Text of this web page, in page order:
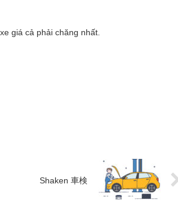
giá cả phải chăng nhất.
Shaken 車検